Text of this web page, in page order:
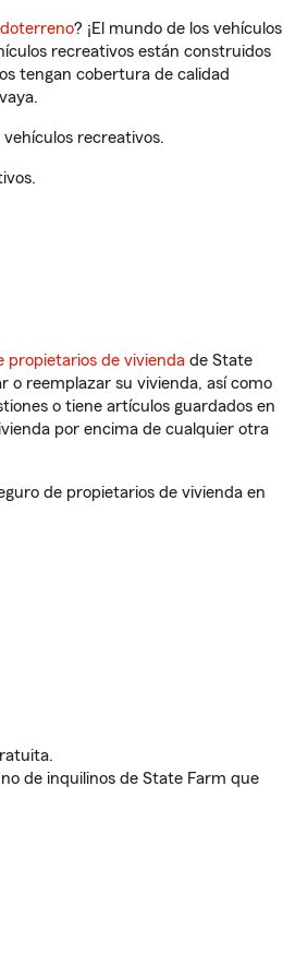
? ¡El mundo de los vehículos
recreativos están construidos
tengan cobertura de calidad
recreativos.
propietarios de vivienda de State
o reemplazar su vivienda, así como
o tiene artículos guardados en
por encima de cualquier otra
de propietarios de vivienda en
de inquilinos de State Farm que